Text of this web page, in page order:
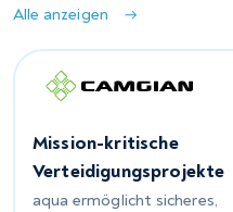
Alle anzeigen
Mission-kritische
Verteidigungsprojekte
aqua ermöglicht sicheres,